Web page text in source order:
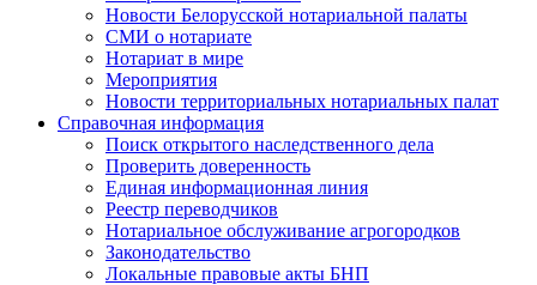
Новости Белорусской нотариальной палаты
СМИ о нотариате
Нотариат в мире
Мероприятия
Новости территориальных нотариальных палат
Справочная информация
Поиск открытого наследственного дела
Проверить доверенность
Единая информационная линия
Реестр переводчиков
Нотариальное обслуживание агрогородков
Законодательство
Локальные правовые акты БНП